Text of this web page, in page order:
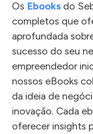
Os Ebooks do
completos que
aprofundada
sucesso do seu
empreendedor
nossos eBooks
da ideia de
inovação. Cada
oferecer insights